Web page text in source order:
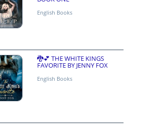
English Books
🐉💕 THE WHITE KINGS
FAVORITE BY JENNY FOX
English Books